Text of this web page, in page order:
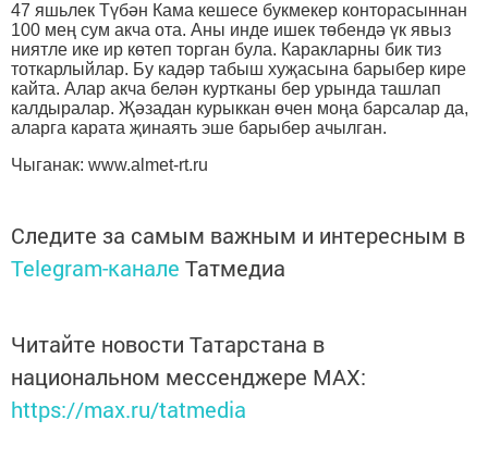
47 яшьлек Түбән Кама кешесе букмекер конторасыннан
100 мең сум акча ота. Аны инде ишек төбендә үк явыз
ниятле ике ир көтеп торган була. Каракларны бик тиз
тоткарлыйлар. Бу кадәр табыш хуҗасына барыбер кире
кайта. Алар акча белән куртканы бер урында ташлап
калдыралар. Җәзадан курыккан өчен моңа барсалар да,
аларга карата җинаять эше барыбер ачылган.
Чыганак: www.almet-rt.ru
Следите за самым важным и интересным в
Telegram-канале Татмедиа
Читайте новости Татарстана в
национальном мессенджере MАХ:
https://max.ru/tatmedia